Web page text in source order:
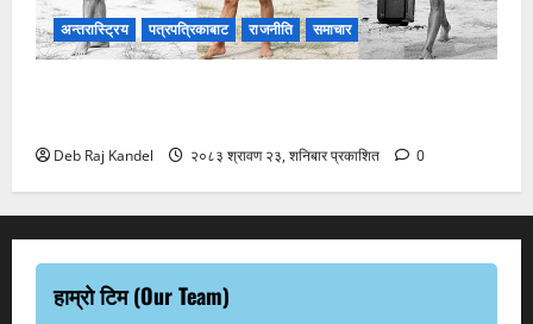
अन्तरास्ट्रिय पत्रपत्रिकाबाट राजनीति समाचार
Deb Raj Kandel २०८३ श्रावण २३, शनिबार प्रकाशित 0
हाम्रो टिम (Our Team)